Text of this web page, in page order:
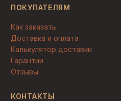
ПОКУПАТЕЛЯМ
Как заказать
Доставка и оплата
Калькулятор доставки
Гарантии
Отзывы
КОНТАКТЫ